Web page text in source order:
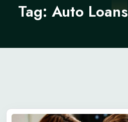
Tag: Auto Loans